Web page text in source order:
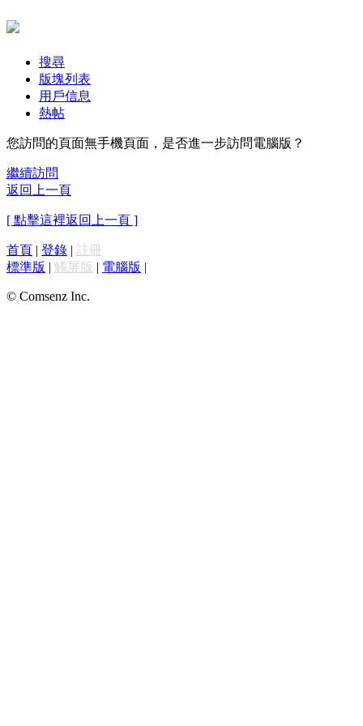
搜尋
版塊列表
用戶信息
熱帖
您訪問的頁面無手機頁面，是否進一步訪問電腦版？
繼續訪問
返回上一頁
[ 點擊這裡返回上一頁 ]
首頁 | 登錄 | 註冊
標準版 | 觸屏版 | 電腦版 |
© Comsenz Inc.